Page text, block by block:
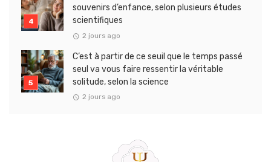
souvenirs d’enfance, selon plusieurs études
scientifiques
2 jours ago
C’est à partir de ce seuil que le temps passé
seul va vous faire ressentir la véritable
solitude, selon la science
2 jours ago